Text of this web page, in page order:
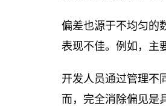
偏差也源于不均匀的
表现不佳。例如，主
开发人员通过管理不
而，完全消除偏见是